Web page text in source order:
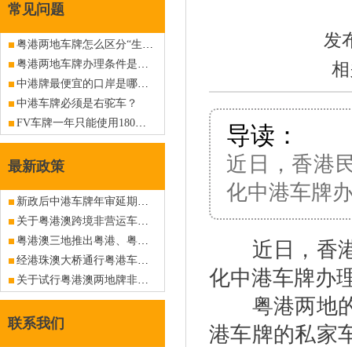
常见问题
粤港两地车牌怎么区分“生牌”与“死牌”？
粤港两地车牌办理条件是什么？
中港牌最便宜的口岸是哪个？
中港车牌必须是右驼车？
FV车牌一年只能使用180天？180天消耗完了怎么办？
最新政策
新政后中港车牌年审延期相关
关于粤港澳跨境非营运车牌新政策实施时间的解释
粤港澳三地推出粤港、粤澳跨境非营运车牌管理新措施
经港珠澳大桥通行粤港车牌车辆海关备案过渡期海关备案方法
关于试行粤港澳两地牌非营运车辆指标网上办理换车业务的通告
联系我们
发
导读：
近日，香港
化中港车牌
近日，香港
化中港车牌办
粤港两地的
港车牌的私家